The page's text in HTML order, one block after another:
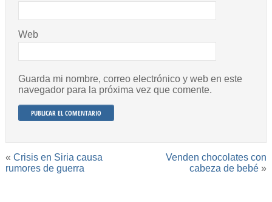
Web
Guarda mi nombre, correo electrónico y web en este
navegador para la próxima vez que comente.
« Crisis en Siria causa
rumores de guerra
Venden chocolates con
cabeza de bebé »